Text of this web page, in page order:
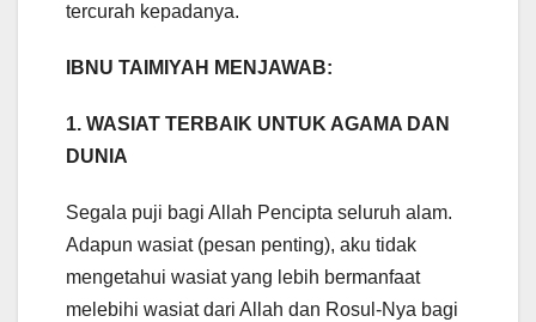
tercurah kepadanya.
IBNU TAIMIYAH MENJAWAB:
1. WASIAT TERBAIK UNTUK AGAMA DAN
DUNIA
Segala puji bagi Allah Pencipta seluruh alam.
Adapun wasiat (pesan penting), aku tidak
mengetahui wasiat yang lebih bermanfaat
melebihi wasiat dari Allah dan Rosul-Nya bagi